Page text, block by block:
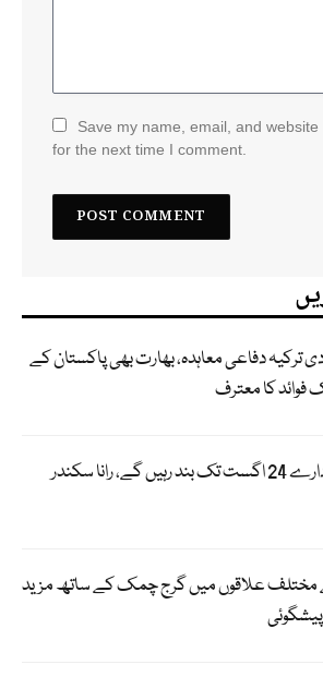
Save my name, email, and
for the next time I comment.
ترکیہ دفاعی معاہدہ، بھارت بھی پاکستان کے
فوائد کا معترف
تعلیمی ادارے 24 اگست تک بند رہیں گے، رانا سکندر
علاقوں میں گرج چمک کے ساتھ مزید